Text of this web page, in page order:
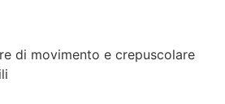
di movimento e crepuscolare